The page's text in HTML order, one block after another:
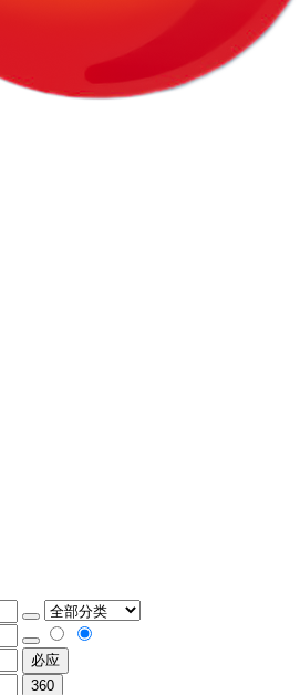
必应
360